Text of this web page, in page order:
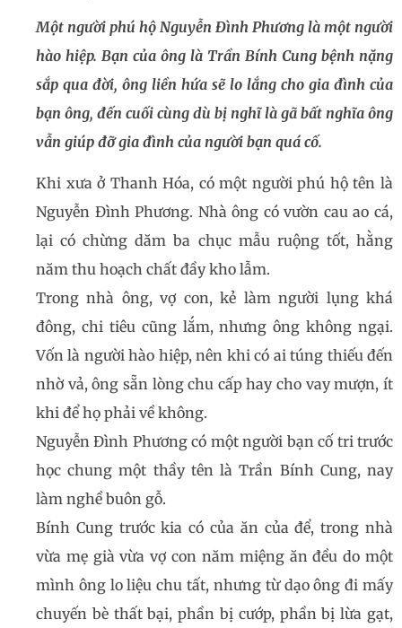
Một người phú hộ Nguyễn Đình Phương là một người
hào hiệp. Bạn của ông là Trần Bính Cung bệnh nặng
sắp qua đời, ông liền hứa sẽ lo lắng cho gia đình của
bạn ông, đến cuối cùng dù bị nghĩ là gã bất nghĩa ông
vẫn giúp đỡ gia đình của người bạn quá cố.
Khi xưa ở Thanh Hóa, có một người phú hộ tên là
Nguyễn Đình Phương. Nhà ông có vườn cau ao cá,
lại có chừng dăm ba chục mẫu ruộng tốt, hằng
năm thu hoạch chất đầy kho lẫm.
Trong nhà ông, vợ con, kẻ làm người lụng khá
đông, chi tiêu cũng lắm, nhưng ông không ngại.
Vốn là người hào hiệp, nên khi có ai túng thiếu đến
nhờ vả, ông sẵn lòng chu cấp hay cho vay mượn, ít
khi để họ phải về không.
Nguyễn Đình Phương có một người bạn cố tri trước
học chung một thầy tên là Trần Bính Cung, nay
làm nghề buôn gỗ.
Bính Cung trước kia có của ăn của để, trong nhà
vừa mẹ già vừa vợ con năm miệng ăn đều do một
mình ông lo liệu chu tất, nhưng từ dạo ông đi mấy
chuyến bè thất bại, phần bị cướp, phần bị lừa gạt,